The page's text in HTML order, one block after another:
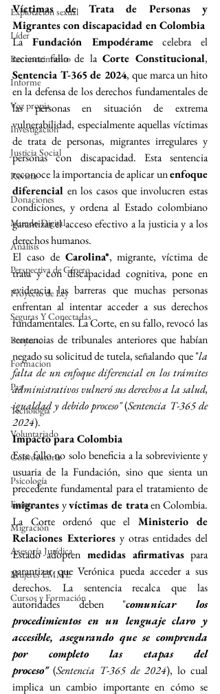
Explotación sexual
Líder
Reconocimiento
Informe
Voz propia
Investigación
Justicia Social
Revista
Donaciones
Mundo Digital
Análisis
Perspectiva de Género
Proyecto de Ley
Seguras Y Conectadas
Proyecto
Formacion
Paz
Tecnología
Voluntariado
Convocatoria
Psicología
Evento
Migración
Asesoría Jurídica
Mujeres EMME
Cursos y Formación
Víctimas de Trata de Personas y
Migrantes con discapacidad en Colombia
La Fundación Empodérame celebra el
reciente fallo de la Corte Constitucional
Sentencia T-365 de 2024, que marca un hito
en la defensa de los derechos fundamentales de
las personas en situación de extrema
vulnerabilidad, especialmente aquellas víctimas
de trata de personas, migrantes irregulares y
personas con discapacidad. Esta sentencia
reconoce la importancia de aplicar un enfoque
diferencial en los casos que involucren estas
condiciones, y ordena al Estado colombiano
garantizar el acceso efectivo a la justicia y a los
derechos humanos.
El caso de Carolina*, migrante, víctima de
trata y con discapacidad cognitiva, pone en
evidencia las barreras que muchas personas
enfrentan al intentar acceder a sus derechos
fundamentales. La Corte, en su fallo, revocó las
sentencias de tribunales anteriores que habían
negado su solicitud de tutela, señalando que "la
falta de un enfoque diferencial en los trámites
administrativos vulneró sus derechos a la salud,
igualdad y debido proceso" (Sentencia T-365 de
2024).
Impacto para Colombia
Este fallo no solo beneficia a la sobreviviente y
usuaria de la Fundación, sino que sienta un
migrantes y víctimas de trata en Colombia.
La Corte ordenó que el Ministerio de
Relaciones Exteriores y otras entidades del
Estado adopten medidas afirmativas para
garantizar que Verónica pueda acceder a sus
derechos. La sentencia recalca que las
autoridades deben "comunicar los
procedimientos en un lenguaje claro y
accesible, asegurando que se comprenda
por completo las etapas del
proceso" (Sentencia T-365 de 2024), lo cual
implica un cambio importante en cómo se